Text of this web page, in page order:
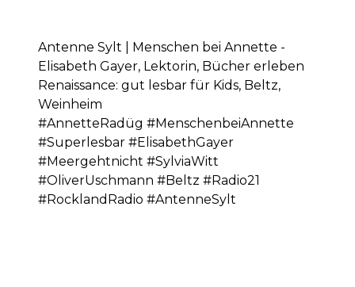
Antenne Sylt | Menschen bei Annette -
Elisabeth Gayer, Lektorin, Bücher erleben
Renaissance: gut lesbar für Kids, Beltz,
Weinheim
#AnnetteRadüg #MenschenbeiAnnette
#Superlesbar #ElisabethGayer
#Meergehtnicht #SylviaWitt
#OliverUschmann #Beltz #Radio21
#RocklandRadio #AntenneSylt